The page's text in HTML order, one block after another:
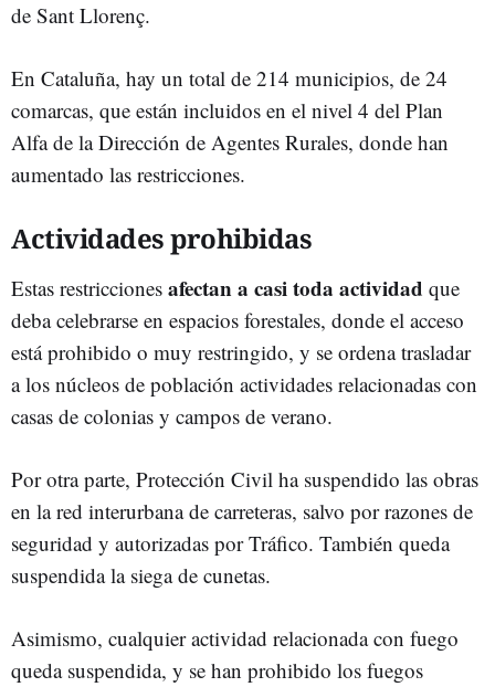
de Sant Llorenç.
En Cataluña, hay un total de 214 municipios, de 24
comarcas, que están incluidos en el nivel 4 del Plan
Alfa de la Dirección de Agentes Rurales, donde han
aumentado las restricciones.
Actividades prohibidas
Estas restricciones afectan a casi toda actividad que
deba celebrarse en espacios forestales, donde el acceso
está prohibido o muy restringido, y se ordena trasladar
a los núcleos de población actividades relacionadas con
casas de colonias y campos de verano.
Por otra parte, Protección Civil ha suspendido las obras
en la red interurbana de carreteras, salvo por razones de
seguridad y autorizadas por Tráfico. También queda
suspendida la siega de cunetas.
Asimismo, cualquier actividad relacionada con fuego
queda suspendida, y se han prohibido los fuegos